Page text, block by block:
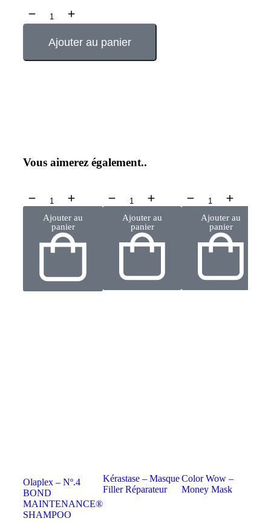
Ajouter au panier
Vous aimerez également..
Ajouter au
panier
Olaplex – Nº.4
BOND
MAINTENANCE®
SHAMPOO
Ajouter au
panier
Kérastase – Masque
Filler Réparateur
Ajouter au
panier
Color Wow –
Money Mask